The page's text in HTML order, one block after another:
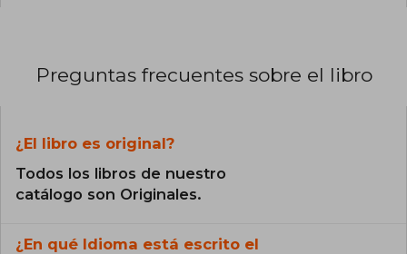
Preguntas frecuentes sobre el libro
¿El libro es original?
Todos los libros de nuestro
catálogo son Originales.
¿En qué Idioma está escrito el